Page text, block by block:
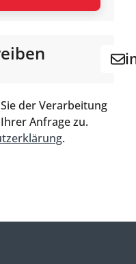
der Verarbeitung
Anfrage zu.
.